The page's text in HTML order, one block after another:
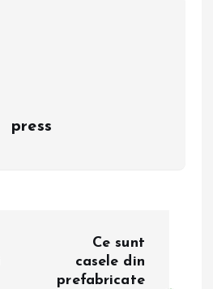
press
Ce sunt
casele din
prefabricate